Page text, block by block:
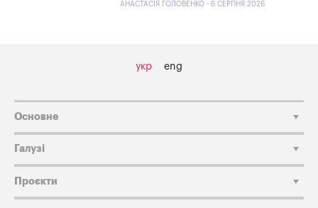
АНАСТАСІЯ ГОЛОВЕНКО - 6 СЕРПНЯ 2026
укр eng
Основне
Галузі
Проєкти